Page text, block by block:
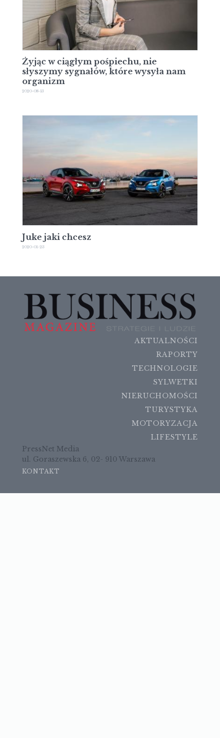
Żyjąc w ciągłym pośpiechu, nie
słyszymy sygnałów, które wysyła nam
organizm
2020-08-13
Juke jaki chcesz
2020-01-23
AKTUALNOŚCI
RAPORTY
TECHNOLOGIE
SYLWETKI
NIERUCHOMOŚCI
TURYSTYKA
MOTORYZACJA
LIFESTYLE
PressNet Media
ul. Goraszewska 6, 02- 910 Warszawa
KONTAKT